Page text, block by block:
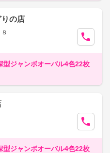
の店
型ジャンボオーバル4色22枚
型ジャンボオーバル4色22枚